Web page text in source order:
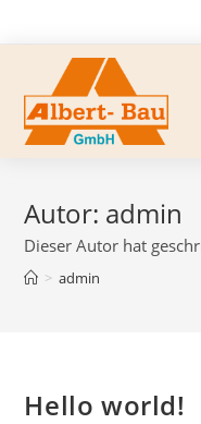
Inhalt
springen
Autor: admin
Dieser Autor hat
> admin
Hello world!